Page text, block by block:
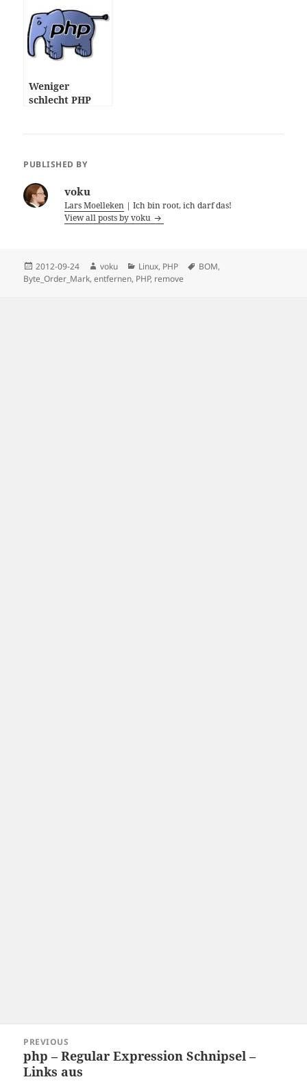
Weniger
schlecht PHP
PUBLISHED BY
voku
Lars Moelleken | Ich bin root, ich darf das!
View all posts by voku
Posted
on
2012-09-24 Author
voku Categories
Linux, PHP Tags
BOM,
Byte_Order_Mark,entfernen, PHP, remove
navigation
PREVIOUS
Previous
post:
php – Regular Expression Schnipsel –
Links aus